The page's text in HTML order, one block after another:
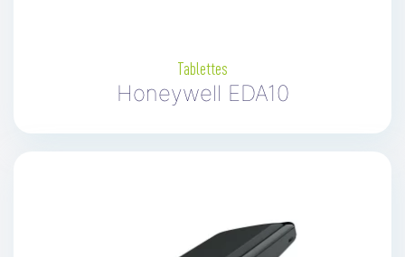
Tablettes
Honeywell EDA10